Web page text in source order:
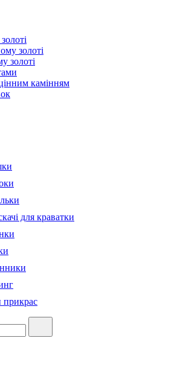
золоті
золоті
камінням
для краватки
прикрас